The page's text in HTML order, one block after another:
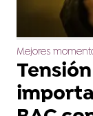
Mejores